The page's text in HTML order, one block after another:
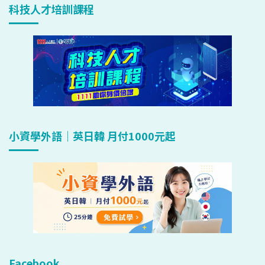
科技人才培訓課程
小資學外語｜英日韓 月付1000元起